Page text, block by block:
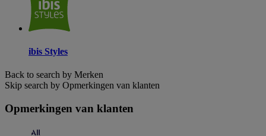
ibis Styles
Back to search by Merken
Skip search by Opmerkingen van klanten
Opmerkingen van klanten